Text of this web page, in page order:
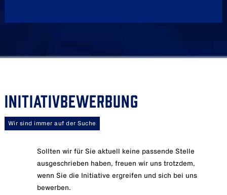
INITIATIVBEWERBUNG
Wir sind immer auf der Suche
Sollten wir für Sie aktuell keine passende Stelle
ausgeschrieben haben, freuen wir uns trotzdem,
wenn Sie die Initiative ergreifen und sich bei uns
bewerben.